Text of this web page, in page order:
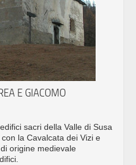
E GIACOMO
sacri della Valle di Susa
la Cavalcata dei Vizi e
origine medievale